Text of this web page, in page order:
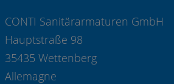
CONTI Sanitärarmaturen GmbH
Hauptstraße 98
35435 Wettenberg
Allemagne